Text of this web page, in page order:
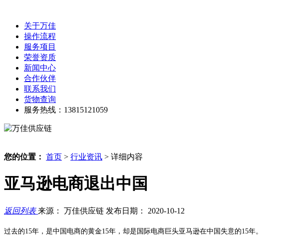
关于万佳
操作流程
服务项目
荣誉资质
新闻中心
合作伙伴
联系我们
货物查询
服务热线：13815121059
您的位置： 首页 > 行业资讯 > 详细内容
亚马逊电商退出中国
返回列表来源： 万佳供应链 发布日期： 2020-10-12
过去的15年，是中国电商的黄金15年，却是国际电商巨头亚马逊在中国失意的15年。